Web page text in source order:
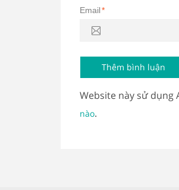
Email*
Website này sử dụng
nào.